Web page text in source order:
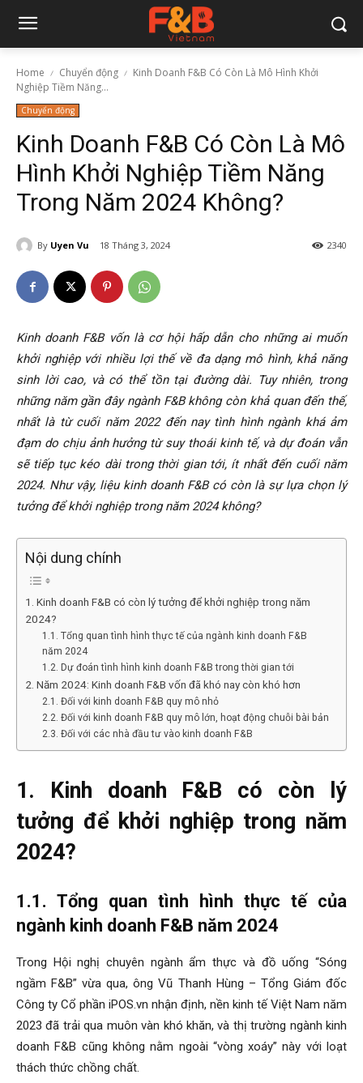
Home Chuyển động
Kinh Doanh F&B Có Còn Là Mô Hình Khởi
Nghiệp Tiềm Năng...
Chuyển động
Kinh Doanh F&B Có Còn Là Mô
Hình Khởi Nghiệp Tiềm Năng
Trong Năm 2024 Không?
By Uyen Vu 18 Tháng 3, 2024 2340
Kinh doanh F&B vốn là cơ hội hấp dẫn cho những ai muốn
khởi nghiệp với nhiều lợi thế về đa dạng mô hình, khả năng
sinh lời cao, và có thể tồn tại đường dài. Tuy nhiên, trong
những năm gần đây ngành F&B không còn khả quan đến thế,
nhất là từ cuối năm 2022 đến nay tình hình ngành khá ảm
đạm do chịu ảnh hưởng từ suy thoái kinh tế, và dự đoán vẫn
sẽ tiếp tục kéo dài trong thời gian tới, ít nhất đến cuối năm
2024. Như vậy, liệu kinh doanh F&B có còn là sự lựa chọn lý
tưởng để khởi nghiệp trong năm 2024 không?
Nội dung chính
1. Kinh doanh F&B có còn lý tưởng để khởi nghiệp trong năm
2024?
1.1. Tổng quan tình hình thực tế của ngành kinh doanh F&B
năm 2024
1.2. Dự đoán tình hình kinh doanh F&B trong thời gian tới
2. Năm 2024: Kinh doanh F&B vốn đã khó nay còn khó hơn
2.1. Đối với kinh doanh F&B quy mô nhỏ
2.2. Đối với kinh doanh F&B quy mô lớn, hoạt động chuỗi bài bản
2.3. Đối với các nhà đầu tư vào kinh doanh F&B
1. Kinh doanh F&B có còn lý
tưởng để khởi nghiệp trong năm
2024?
1.1. Tổng quan tình hình thực tế của
ngành kinh doanh F&B năm 2024
Trong Hội nghị chuyên ngành ẩm thực và đồ uống “Sóng
ngầm F&B” vừa qua, ông Vũ Thanh Hùng – Tổng Giám đốc
Công ty Cổ phần iPOS.vn nhận định, nền kinh tế Việt Nam năm
2023 đã trải qua muôn vàn khó khăn, và thị trường ngành kinh
doanh F&B cũng không nằm ngoài “vòng xoáy” này với loạt
thách thức chồng chất.